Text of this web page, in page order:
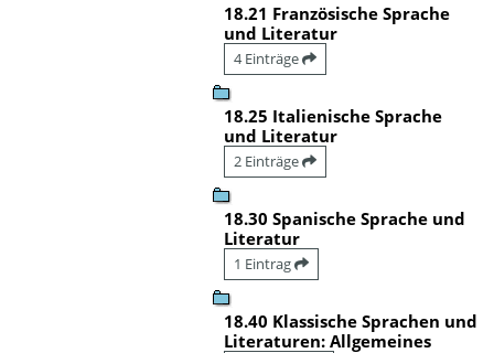
18.21 Französische Sprache
und Literatur
4 Einträge
18.25 Italienische Sprache
und Literatur
2 Einträge
18.30 Spanische Sprache und
Literatur
1 Eintrag
18.40 Klassische Sprachen und
Literaturen: Allgemeines